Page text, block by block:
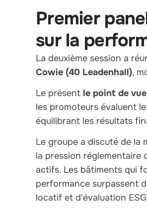
Premier
sur la
La deuxième session a
Cowie (40 Leadenhall),
Le présent le point de
les promoteurs évaluent
équilibrant les résultats
Le groupe a discuté de la
la pression réglementaire
actifs. Les bâtiments qui
performance surpassent
locatif et d'évaluation